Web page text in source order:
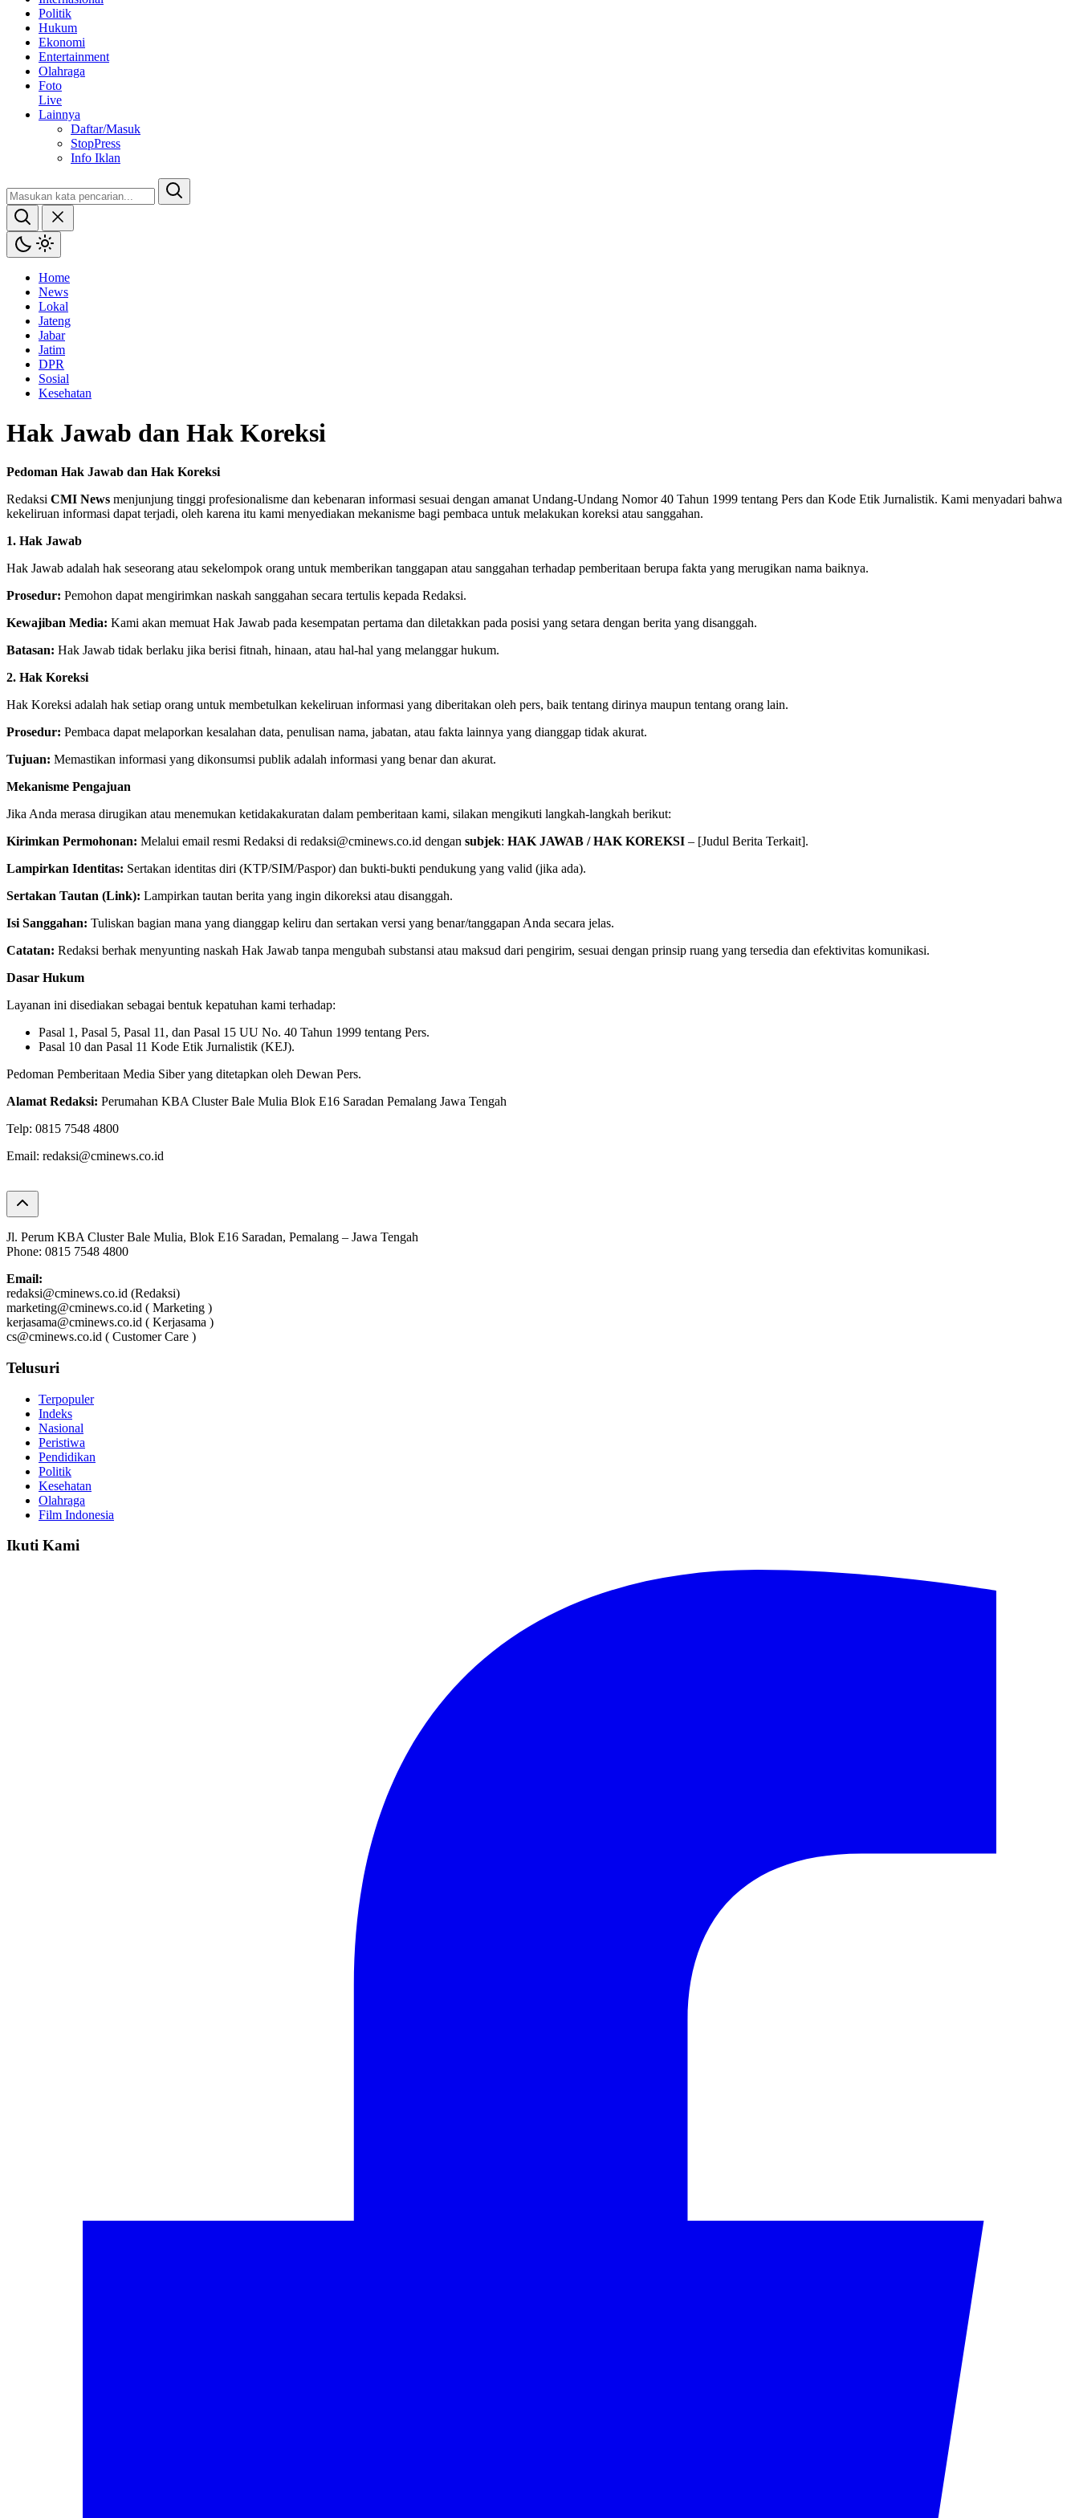
Politik
Hukum
Ekonomi
Entertainment
Olahraga
Foto
Live
Lainnya
Daftar/Masuk
StopPress
Info Iklan
Home
News
Lokal
Jateng
Jabar
Jatim
DPR
Sosial
Kesehatan
Hak Jawab dan Hak Koreksi
Pedoman Hak Jawab dan Hak Koreksi
Redaksi CMI News menjunjung tinggi profesionalisme dan kebenaran informasi sesuai dengan amanat Undang-Undang Nomor 40 Tahun 1999 tentang Pers dan Kode Etik Jurnalistik. Kami menyadari bahwa
kekeliruan informasi dapat terjadi, oleh karena itu kami menyediakan mekanisme bagi pembaca untuk melakukan koreksi atau sanggahan.
1. Hak Jawab
Hak Jawab adalah hak seseorang atau sekelompok orang untuk memberikan tanggapan atau sanggahan terhadap pemberitaan berupa fakta yang merugikan nama baiknya.
Prosedur: Pemohon dapat mengirimkan naskah sanggahan secara tertulis kepada Redaksi.
Kewajiban Media: Kami akan memuat Hak Jawab pada kesempatan pertama dan diletakkan pada posisi yang setara dengan berita yang disanggah.
Batasan: Hak Jawab tidak berlaku jika berisi fitnah, hinaan, atau hal-hal yang melanggar hukum.
2. Hak Koreksi
Hak Koreksi adalah hak setiap orang untuk membetulkan kekeliruan informasi yang diberitakan oleh pers, baik tentang dirinya maupun tentang orang lain.
Prosedur: Pembaca dapat melaporkan kesalahan data, penulisan nama, jabatan, atau fakta lainnya yang dianggap tidak akurat.
Tujuan: Memastikan informasi yang dikonsumsi publik adalah informasi yang benar dan akurat.
Mekanisme Pengajuan
Jika Anda merasa dirugikan atau menemukan ketidakakuratan dalam pemberitaan kami, silakan mengikuti langkah-langkah berikut:
Kirimkan Permohonan: Melalui email resmi Redaksi di redaksi@cminews.co.id dengan subjek: HAK JAWAB / HAK KOREKSI – [Judul Berita Terkait].
Lampirkan Identitas: Sertakan identitas diri (KTP/SIM/Paspor) dan bukti-bukti pendukung yang valid (jika ada).
Sertakan Tautan (Link): Lampirkan tautan berita yang ingin dikoreksi atau disanggah.
Isi Sanggahan: Tuliskan bagian mana yang dianggap keliru dan sertakan versi yang benar/tanggapan Anda secara jelas.
Catatan: Redaksi berhak menyunting naskah Hak Jawab tanpa mengubah substansi atau maksud dari pengirim, sesuai dengan prinsip ruang yang tersedia dan efektivitas komunikasi.
Dasar Hukum
Layanan ini disediakan sebagai bentuk kepatuhan kami terhadap:
Pasal 1, Pasal 5, Pasal 11, dan Pasal 15 UU No. 40 Tahun 1999 tentang Pers.
Pasal 10 dan Pasal 11 Kode Etik Jurnalistik (KEJ).
Pedoman Pemberitaan Media Siber yang ditetapkan oleh Dewan Pers.
Alamat Redaksi: Perumahan KBA Cluster Bale Mulia Blok E16 Saradan Pemalang Jawa Tengah
Telp: 0815 7548 4800
Email: redaksi@cminews.co.id
Jl. Perum KBA Cluster Bale Mulia, Blok E16 Saradan, Pemalang – Jawa Tengah
Phone: 0815 7548 4800
Email:
redaksi@cminews.co.id (Redaksi)
marketing@cminews.co.id ( Marketing )
kerjasama@cminews.co.id ( Kerjasama )
cs@cminews.co.id ( Customer Care )
Telusuri
Terpopuler
Indeks
Nasional
Peristiwa
Pendidikan
Politik
Kesehatan
Olahraga
Film Indonesia
Ikuti Kami